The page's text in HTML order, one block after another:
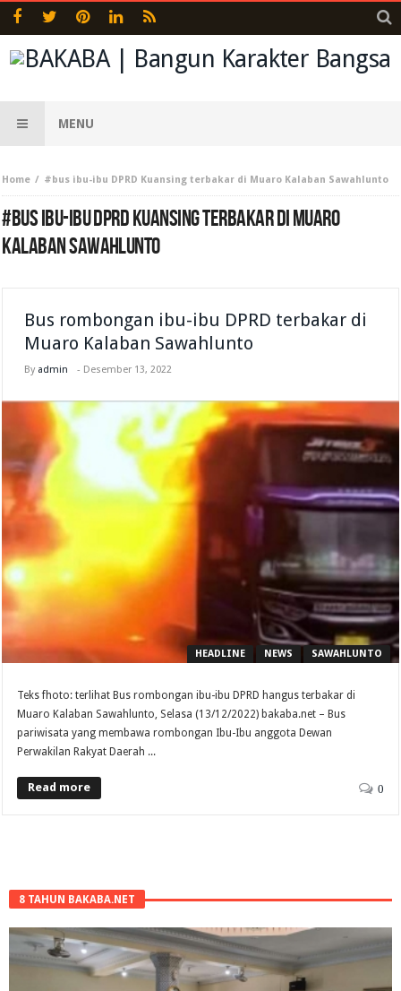
MENU
Home #bus ibu-ibu DPRD Kuansing terbakar di Muaro Kalaban Sawahlunto
#BUS IBU-IBU DPRD KUANSING TERBAKAR DI MUARO
KALABAN SAWAHLUNTO
Bus rombongan ibu-ibu DPRD terbakar di
Muaro Kalaban Sawahlunto
By admin - Desember 13, 2022
HEADLINE NEWS SAWAHLUNTO
Teks fhoto: terlihat Bus rombongan ibu-ibu DPRD hangus terbakar di
Muaro Kalaban Sawahlunto, Selasa (13/12/2022) bakaba.net – Bus
pariwisata yang membawa rombongan Ibu-Ibu anggota Dewan
Perwakilan Rakyat Daerah ...
Read more 0
8 TAHUN BAKABA.NET